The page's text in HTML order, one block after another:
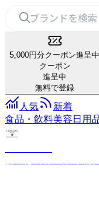
5,000円分クーポン進呈中
クーポン
進呈中
無料で登録
人気
新着
食品・飲料美容 日用